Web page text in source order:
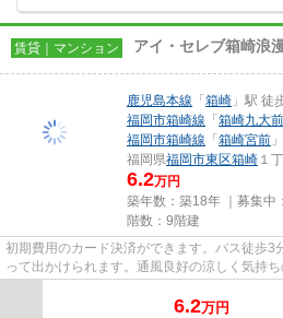
賃貸｜マンション アイ・セレブ箱崎浪
鹿児島本線 「箱崎 」駅 徒
福岡市箱崎線 「箱崎九大前
福岡市箱崎線 「箱崎宮前
福岡県福岡市東区箱崎 １
6.2万円
築年数：築18年 ｜募集中：
階数：9階建
初期費用のカード決済ができます。バス徒歩3
って出かけられます。通風良好の涼しく気持
駅から徒歩7分のマンションで...
6.2万円